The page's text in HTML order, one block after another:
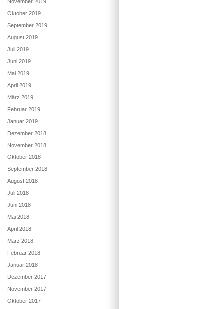
November 2019
Oktober 2019
September 2019
August 2019
Juli 2019
Juni 2019
Mai 2019
April 2019
März 2019
Februar 2019
Januar 2019
Dezember 2018
November 2018
Oktober 2018
September 2018
August 2018
Juli 2018
Juni 2018
Mai 2018
April 2018
März 2018
Februar 2018
Januar 2018
Dezember 2017
November 2017
Oktober 2017